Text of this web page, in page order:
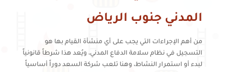
المدني جنوب الرياض
من أهم الإجراءات التي يجب على أي منشأة القيام بها هو
التسجيل في نظام سلامة الدفاع المدني، ويُعد هذا شرطاً قانونياً
لبدء أو استمرار النشاط، وهنا تلعب شركة السعد دوراً أساسياً